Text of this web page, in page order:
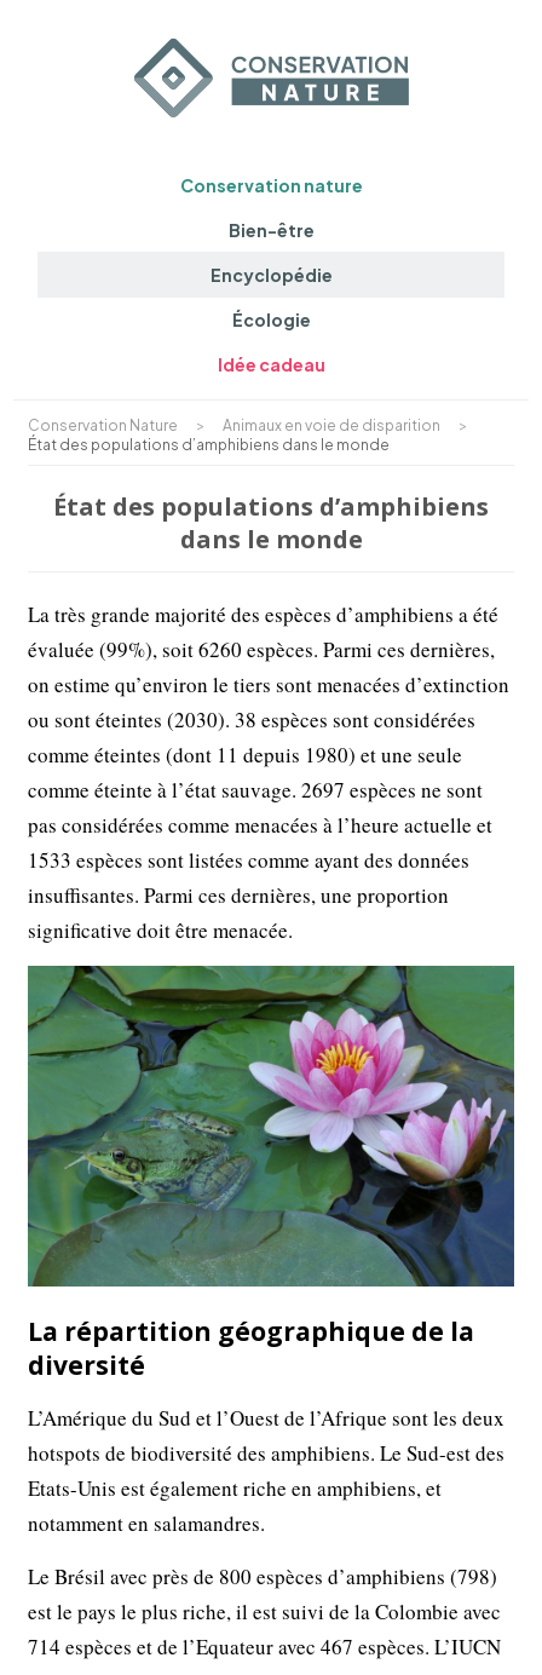
Conservation nature
Bien-être
Encyclopédie
Écologie
Idée cadeau
Conservation Nature > Animaux en voie de disparition
>
État des populations d’amphibiens dans le monde
État des populations d’amphibiens
dans le monde
La très grande majorité des espèces d’amphibiens a été
évaluée (99%), soit 6260 espèces. Parmi ces dernières,
on estime qu’environ le tiers sont menacées d’extinction
ou sont éteintes (2030). 38 espèces sont considérées
comme éteintes (dont 11 depuis 1980) et une seule
comme éteinte à l’état sauvage. 2697 espèces ne sont
pas considérées comme menacées à l’heure actuelle et
1533 espèces sont listées comme ayant des données
insuffisantes. Parmi ces dernières, une proportion
significative doit être menacée.
La répartition géographique de la
diversité
L’Amérique du Sud et l’Ouest de l’Afrique sont les deux
hotspots de biodiversité des amphibiens. Le Sud-est des
Etats-Unis est également riche en amphibiens, et
notamment en salamandres.
Le Brésil avec près de 800 espèces d’amphibiens (798)
est le pays le plus riche, il est suivi de la Colombie avec
714 espèces et de l’Equateur avec 467 espèces. L’IUCN